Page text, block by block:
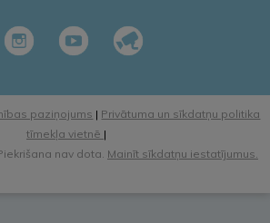
paziņojums | Privātuma un sīkdatņu politika
tīmekļa vietnē |
nav dota. Mainīt sīkdatņu iestatījumus.